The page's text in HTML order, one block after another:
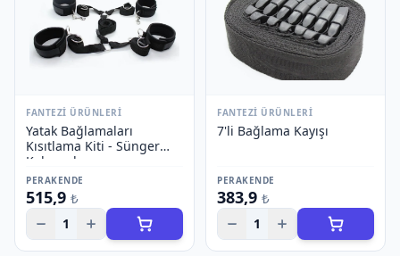
FANTEZI ÜRÜNLERI
Yatak Bağlamaları
Kısıtlama Kiti - Sünger
Kelepçeler
PERAKENDE
515,9 ₺
1
FANTEZI ÜRÜNLERI
7'li Bağlama Kayışı
PERAKENDE
383,9 ₺
1